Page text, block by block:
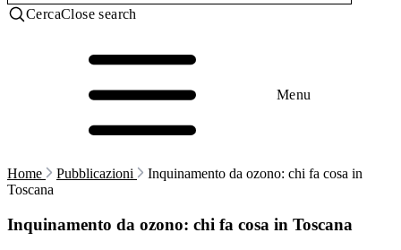
CercaClose search
Menu
Home Pubblicazioni
Inquinamento da ozono: chi fa cosa in
Toscana
Inquinamento da ozono: chi fa cosa in Toscana